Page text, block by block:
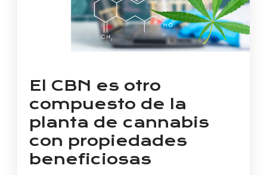
El CBN es otro
compuesto de la
planta de cannabis
con propiedades
beneficiosas